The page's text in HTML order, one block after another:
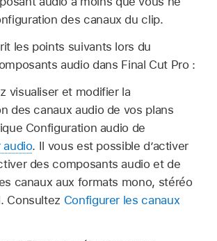
des canaux du clip.
les points suivants lors du
audio dans Final Cut Pro :
visualiser et modifier la
des canaux audio de vos plans
Configuration audio de
audio. Il vous est possible d’activer
des composants audio et de
canaux aux formats mono, stéréo
Consultez Configurer les canaux